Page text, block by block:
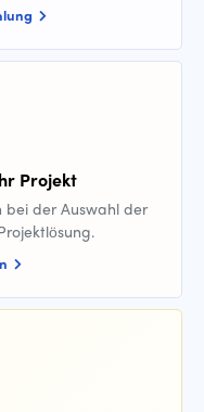
Projekt
bei der Auswahl der